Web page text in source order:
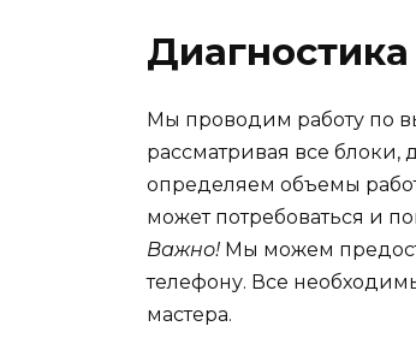
Мы проводим работу по
рассматривая все блоки,
определяем объемы
может потребоваться и
Важно! Мы можем
телефону. Все
мастера.